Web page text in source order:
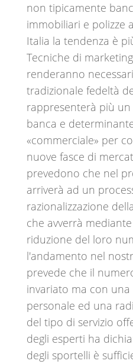
non tipicamente
immobiliari e polizze
Italia la tendenza è
Tecniche di
renderanno
tradizionale fedeltà
rappresenterà più un
banca e
«commerciale» per
nuove fasce di
prevedono che nel
arriverà ad un
razionalizzazione
che avverrà
riduzione del loro
l'andamento nel
prevede che il
invariato ma con
personale ed una
del tipo di servizio
degli esperti ha
degli sportelli è